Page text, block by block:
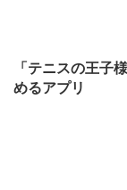
「テニスの王子
めるアプリ